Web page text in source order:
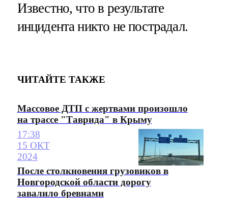
Известно, что в результате
инцидента никто не пострадал.
ЧИТАЙТЕ ТАКЖЕ
Массовое ДТП с жертвами произошло
на трассе "Таврида" в Крыму
17:38
15 ОКТ
2024
После столкновения грузовиков в
Новгородской области дорогу
завалило бревнами